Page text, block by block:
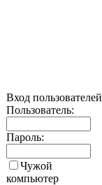
Вход пользователей
Пользователь:
Пароль:
Чужой
компьютер